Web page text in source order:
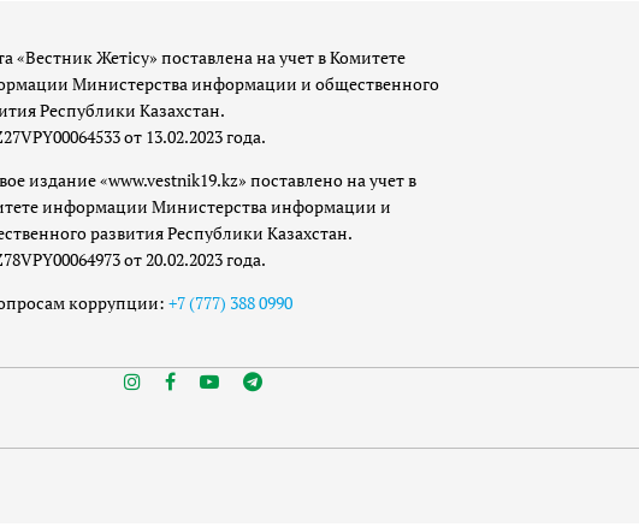
«Вестник Жетісу» поставлена на учет в Комитете
Министерства информации и общественного
Республики Казахстан.
от 13.02.2023 года.
издание «www.vestnik19.kz» поставлено на учет в
информации Министерства информации и
развития Республики Казахстан.
от 20.02.2023 года.
коррупции: +7 (777) 388 0990